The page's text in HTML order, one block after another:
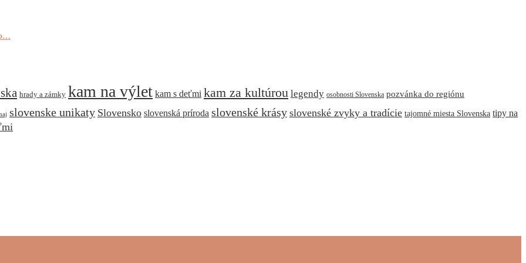
hrady a zámky kam na výlet kam s deťmi kam za kultúrou legendy osobnosti Slovenska pozvánka do regiónu
slovenske unikaty Slovensko slovenská príroda slovenské krásy slovenské zvyky a tradície tajomné miesta Slovenska tipy na